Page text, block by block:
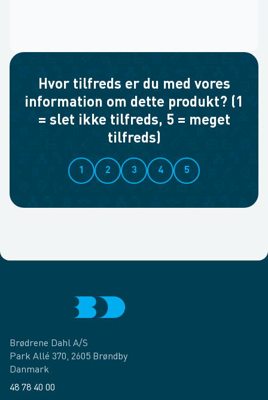
Hvor tilfreds er du med vores
information om dette produkt? (1
= slet ikke tilfreds, 5 = meget
tilfreds)
1 2 3 4 5
Brødrene Dahl A/S
Park Allé 370, 2605 Brøndby
Danmark
48 78 40 00